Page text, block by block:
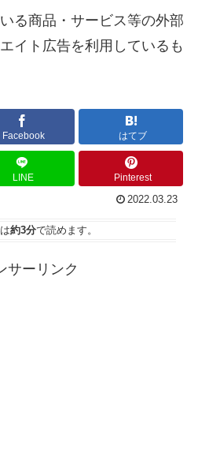
る商品・サービス等の外部
イト広告を利用しているも
Facebook はてブ
LINE Pinterest
2022.03.23
約3分で読めます。
サーリンク